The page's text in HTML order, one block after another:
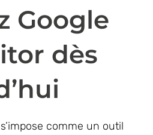
Google
dès
s’impose comme un outil